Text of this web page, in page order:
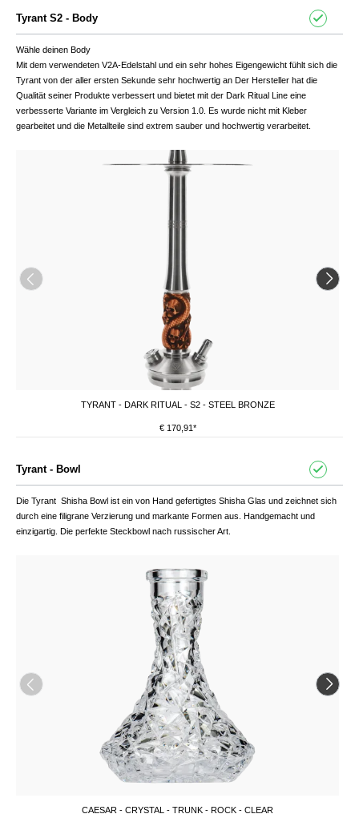
Tyrant S2 - Body
Wähle deinen Body
Mit dem verwendeten V2A-Edelstahl und ein sehr hohes Eigengewicht fühlt sich die
Tyrant von der aller ersten Sekunde sehr hochwertig an Der Hersteller hat die
Qualität seiner Produkte verbessert und bietet mit der Dark Ritual Line eine
verbesserte Variante im Vergleich zu Version 1.0. Es wurde nicht mit Kleber
gearbeitet und die Metallteile sind extrem sauber und hochwertig verarbeitet.
TYRANT - DARK RITUAL - S2 - STEEL BRONZE
€ 170,91*
Tyrant - Bowl
Die Tyrant Shisha Bowl ist ein von Hand gefertigtes Shisha Glas und zeichnet sich
durch eine filigrane Verzierung und markante Formen aus. Handgemacht und
einzigartig. Die perfekte Steckbowl nach russischer Art.
CAESAR - CRYSTAL - TRUNK - ROCK - CLEAR